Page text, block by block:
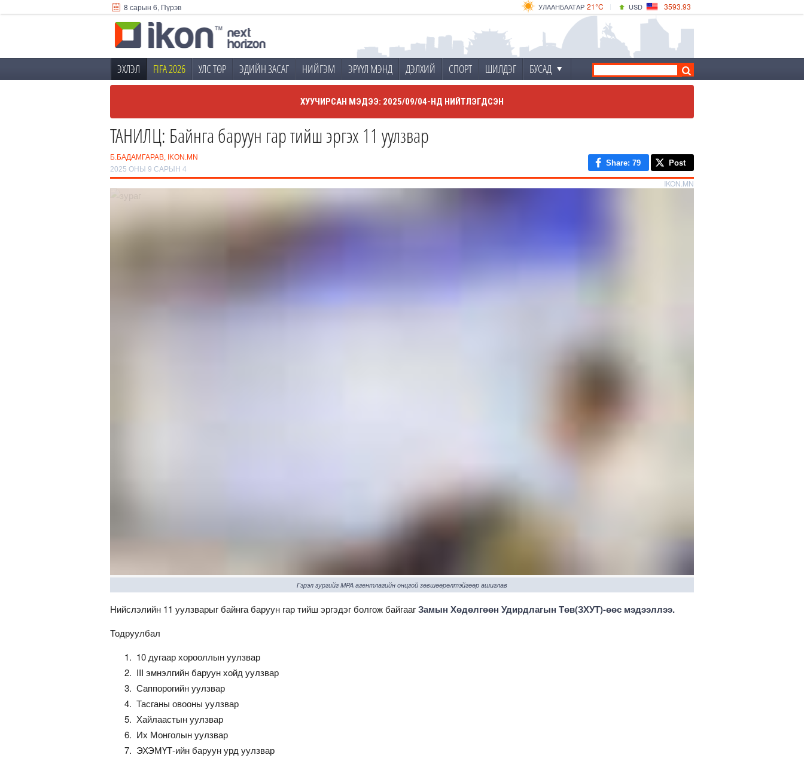
8 сарын 6, Пүрэв 21°C
УЛААНБААТАР
24°C
ДАРХАН
21°C
ЭРДЭНЭТ
USD 3593.93
4149.01
ЭХЛЭЛ FIFA 2026 УЛС ТӨР ЭДИЙН ЗАСАГ НИЙГЭМ ЭРҮҮЛ МЭНД ДЭЛХИЙ СПОРТ ШИЛДЭГ БУСАД
ХУУЧИРСАН МЭДЭЭ: 2025/09/04-НД НИЙТЛЭГДСЭН
ТАНИЛЦ: Байнга баруун гар тийш эргэх 11 уулзвар
Б.БАДАМГАРАВ, IKON.MN
2025 ОНЫ 9 САРЫН 4
Share: 79 Post
IKON.MN
Гэрэл зургийг MPA агентлагийн онцгой зөвшөөрөлтэйгөөр ашиглав
Нийслэлийн 11 уулзварыг байнга баруун гар тийш эргэдэг болгож байгаагЗамын Хөдөлгөөн Удирдлагын Төв(ЗХУТ)-өөс мэдээллээ.
Тодруулбал
10 дугаар хорооллын уулзвар
III эмнэлгийн баруун хойд уулзвар
Саппорогийн уулзвар
Тасганы овооны уулзвар
Хайлаастын уулзвар
Их Монголын уулзвар
ЭХЭМҮТ-ийн баруун урд уулзвар